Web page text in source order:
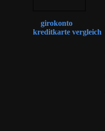
girokonto
kreditkarte vergleich